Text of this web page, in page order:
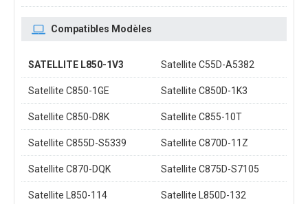
Compatibles Modèles
SATELLITE L850-1V3 Satellite C55D-A5382
Satellite C850-1GE Satellite C850D-1K3
Satellite C850-D8K Satellite C855-10T
Satellite C855D-S5339 Satellite C870D-11Z
Satellite C870-DQK Satellite C875D-S7105
Satellite L850-114 Satellite L850D-132